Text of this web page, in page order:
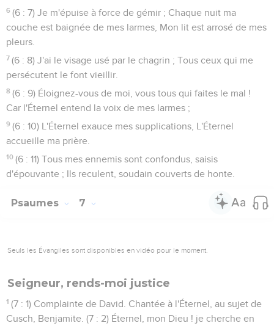
6 (6 : 7) Je m'épuise à force de gémir ; Chaque nuit ma
couche est baignée de mes larmes, Mon lit est arrosé de mes
pleurs.
7 (6 : 8) J'ai le visage usé par le chagrin ; Tous ceux qui me
persécutent le font vieillir.
8 (6 : 9) Éloignez-vous de moi, vous tous qui faites le mal !
Car l'Éternel entend la voix de mes larmes ;
9 (6 : 10) L'Éternel exauce mes supplications, L'Éternel
accueille ma prière.
10 (6 : 11) Tous mes ennemis sont confondus, saisis
d'épouvante ; Ils reculent, soudain couverts de honte.
Psaumes 7
Seuls les Évangiles sont disponibles en vidéo pour le moment.
Seigneur, rends-moi justice
1 (7 : 1) Complainte de David. Chantée à l'Éternel, au sujet de
Cusch, Benjamite. (7 : 2) Éternel, mon Dieu ! je cherche en